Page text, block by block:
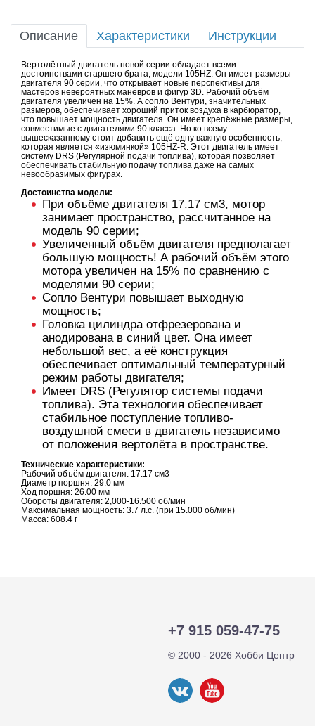
Технические жидкости
Оптовая продажа запчастей для моделей
Описание Характеристики Инструкции
Вертолётный двигатель новой серии обладает всеми
достоинствами старшего брата, модели 105HZ. Он имеет размеры
двигателя 90 серии, что открывает новые перспективы для
мастеров невероятных манёвров и фигур 3D. Рабочий объём
двигателя увеличен на 15%. А сопло Вентури, значительных
размеров, обеспечивает хороший приток воздуха в карбюратор,
что повышает мощность двигателя. Он имеет крепёжные размеры,
совместимые с двигателями 90 класса. Но ко всему
вышесказанному стоит добавить ещё одну важную особенность,
которая является «изюминкой» 105HZ-R. Этот двигатель имеет
систему DRS (Регулярной подачи топлива), которая позволяет
обеспечивать стабильную подачу топлива даже на самых
невообразимых фигурах.
Достоинства модели:
При объёме двигателя 17.17 см3, мотор
занимает пространство, рассчитанное на
модель 90 серии;
Увеличенный объём двигателя предполагает
большую мощность! А рабочий объём этого
мотора увеличен на 15% по сравнению с
моделями 90 серии;
Сопло Вентури повышает выходную
мощность;
Головка цилиндра отфрезерована и
анодирована в синий цвет. Она имеет
небольшой вес, а её конструкция
обеспечивает оптимальный температурный
режим работы двигателя;
Имеет DRS (Регулятор системы подачи
топлива). Эта технология обеспечивает
стабильное поступление топливо-
воздушной смеси в двигатель независимо
от положения вертолёта в пространстве.
Технические характеристики:
Рабочий объём двигателя: 17.17 см3
Диаметр поршня: 29.0 мм
Ход поршня: 26.00 мм
Обороты двигателя: 2,000-16.500 об/мин
Максимальная мощность: 3.7 л.с. (при 15.000 об/мин)
Масса: 608.4 г
+7 915 059-47-75
© 2000 - 2026 Хобби Центр